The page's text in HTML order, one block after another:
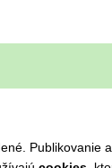
Publikovanie